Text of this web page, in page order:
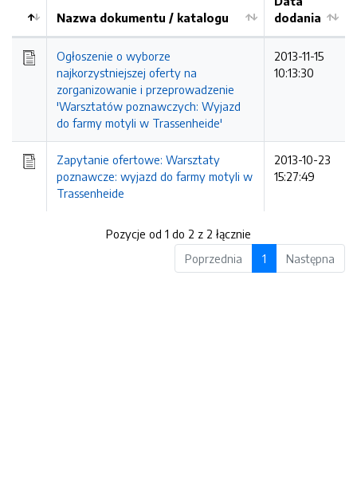
Kolejność
Nazwa dokumentu / katalogu
dodania
Ogłoszenie o wyborze
najkorzystniejszej oferty na
zorganizowanie i przeprowadzenie
'Warsztatów poznawczych: Wyjazd
do farmy motyli w Trassenheide'
2013-11-15
10:13:30
Zapytanie ofertowe: Warsztaty
poznawcze: wyjazd do farmy motyli w
Trassenheide
2013-10-23
15:27:49
Pozycje od 1 do 2 z 2 łącznie
Poprzednia
1 Następna